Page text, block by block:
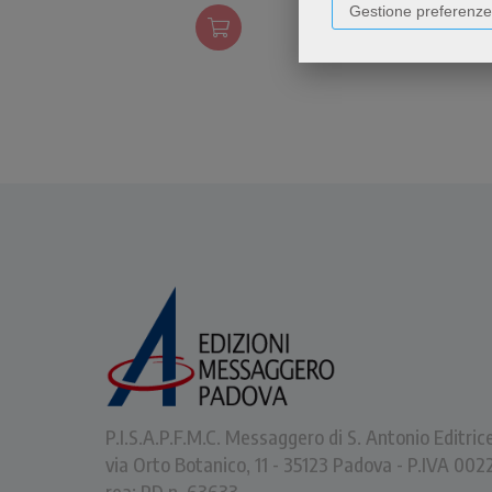
Gestione preferenze
l'individualismo e di
trasfigurare il mondo.
P.I.S.A.P.F.M.C. Messaggero di S. Antonio
via Orto Botanico, 11 - 35123 Padova - P.IVA